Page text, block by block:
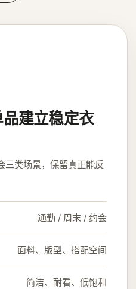
建立稳定衣
三类场景，保留真正能反
通勤 / 周末 / 约会
面料、版型、搭配空间
简洁、耐看、低饱和